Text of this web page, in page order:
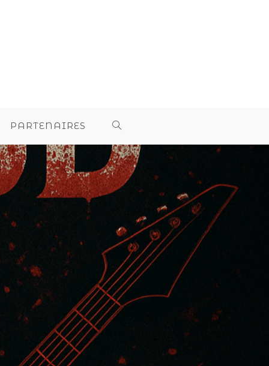
PARTENAIRES